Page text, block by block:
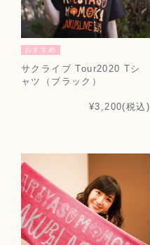
おすすめ
サクライブ Tour2020 Tシ
ャツ（ブラック）
¥3,200(税込)